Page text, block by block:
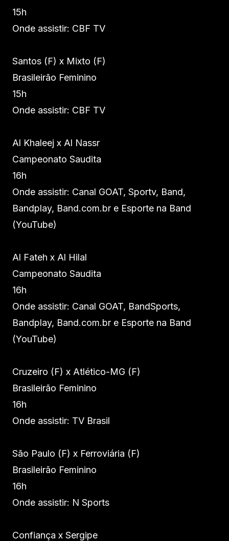
15h
Onde assistir: CBF TV
Santos (F) x Mixto (F)
Brasileirão Feminino
15h
Onde assistir: CBF TV
Al Khaleej x Al Nassr
Campeonato Saudita
16h
Onde assistir: Canal GOAT, Sportv, Band,
Bandplay, Band.com.br e Esporte na Band
(YouTube)
Al Fateh x Al Hilal
Campeonato Saudita
16h
Onde assistir: Canal GOAT, BandSports,
Bandplay, Band.com.br e Esporte na Band
(YouTube)
Cruzeiro (F) x Atlético-MG (F)
Brasileirão Feminino
16h
Onde assistir: TV Brasil
São Paulo (F) x Ferroviária (F)
Brasileirão Feminino
16h
Onde assistir: N Sports
Confiança x Sergipe